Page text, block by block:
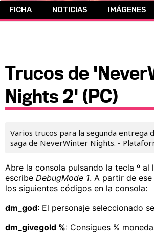
FICHA NOTICIAS IMÁGENES
Trucos de
Nights 2' (PC)
Varios trucos para la segunda entrega
saga de NeverWinter Nights. -
Abre la consola pulsando la tecla º al
escribe DebugMode 1. A partir de
los siguientes códigos en la consola:
dm_god: El personaje seleccionado
dm_givegold %: Consigues %